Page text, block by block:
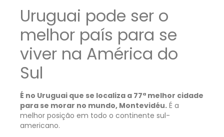
Uruguai pode ser o
melhor país para se
viver na América do
Sul
É no Uruguai que se localiza a 77ª melhor cidade
para se morar no mundo, Montevidéu. É a
melhor posição em todo o continente sul-
americano.